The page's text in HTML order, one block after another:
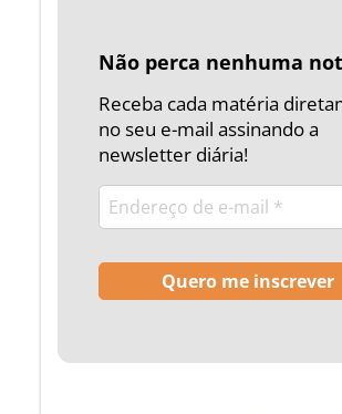
Não perca nenhuma
Receba cada matéria
no seu e-mail assinando a
newsletter diária!